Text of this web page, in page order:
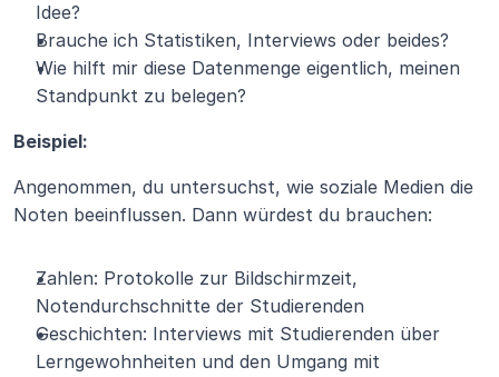
Idee?
Brauche ich Statistiken, Interviews oder beides?
Wie hilft mir diese Datenmenge eigentlich, meinen
Standpunkt zu belegen?
Beispiel:
Angenommen, du untersuchst, wie soziale Medien die
Noten beeinflussen. Dann würdest du brauchen:
Zahlen: Protokolle zur Bildschirmzeit,
Notendurchschnitte der Studierenden
Geschichten: Interviews mit Studierenden über
Lerngewohnheiten und den Umgang mit